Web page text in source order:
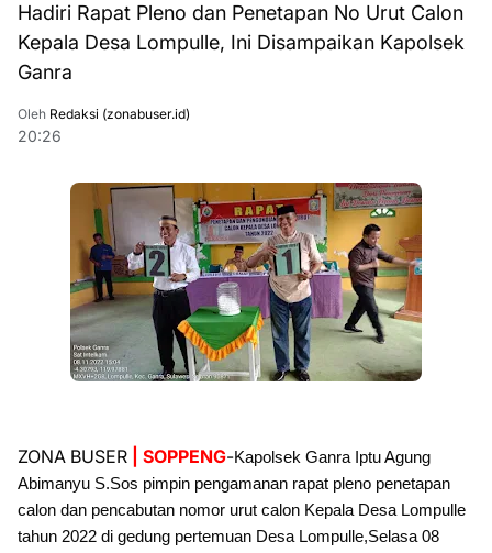
Hadiri Rapat Pleno dan Penetapan No Urut Calon
Kepala Desa Lompulle, Ini Disampaikan Kapolsek
Ganra
Oleh Redaksi (zonabuser.id)
20:26
ZONA BUSER | SOPPENG-Kapolsek Ganra Iptu Agung
Abimanyu S.Sos pimpin pengamanan rapat pleno penetapan
calon dan pencabutan nomor urut calon Kepala Desa Lompulle
tahun 2022 di gedung pertemuan Desa Lompulle,Selasa 08